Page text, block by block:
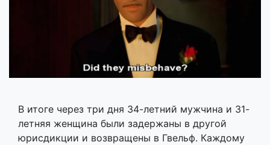
В итоге через три дня 34-летний мужчина и 31-
летняя женщина были задержаны в другой
юрисдикции и возвращены в Гвельф. Каждому